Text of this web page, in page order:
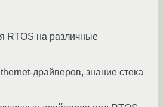
RTOS на различные
драйверов, знание стека